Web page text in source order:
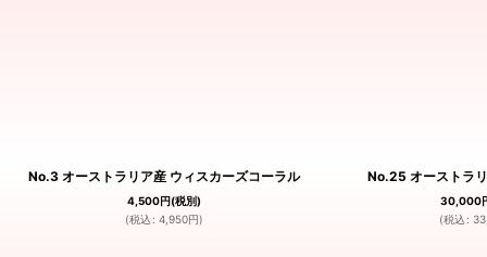
No.3 オーストラリア産 ウィスカーズコーラル
4,500円(税別)
(税込 : 4,950円)
No.25 オーストラ
30,000
(税込 :